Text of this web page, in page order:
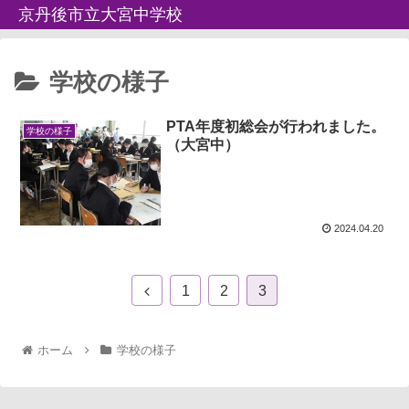
京丹後市立大宮中学校
学校の様子
学校の様子
PTA年度初総会が行われました。
（大宮中）
2024.04.20
1 2 3
ホーム 学校の様子